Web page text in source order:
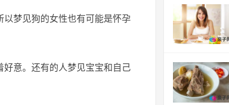
梦见狗的女性也有可能是怀孕
意。还有的人梦见宝宝和自己